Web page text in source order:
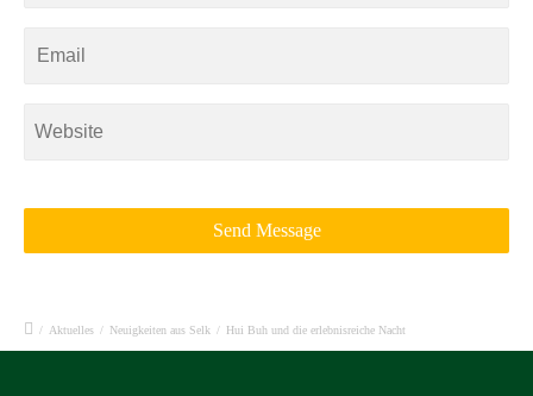
/ Aktuelles / Neuigkeiten aus Selk / Hui Buh und die erlebnisreiche Nacht